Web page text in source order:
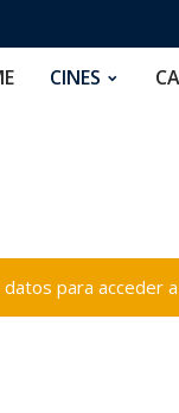
CINES
para acceder